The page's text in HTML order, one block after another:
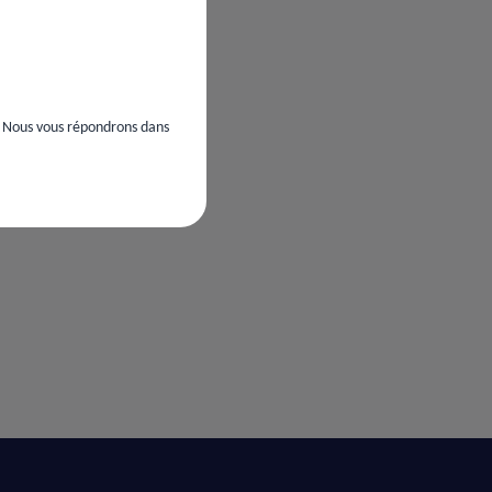
vous répondrons dans